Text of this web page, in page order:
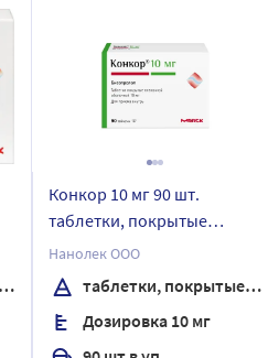
Конкор 10 мг 90 шт.
таблетки, покрытые
пленочной оболочкой
Нанолек ООО
таблетки, покрытые пленочной оболочкой
Дозировка 10 мг